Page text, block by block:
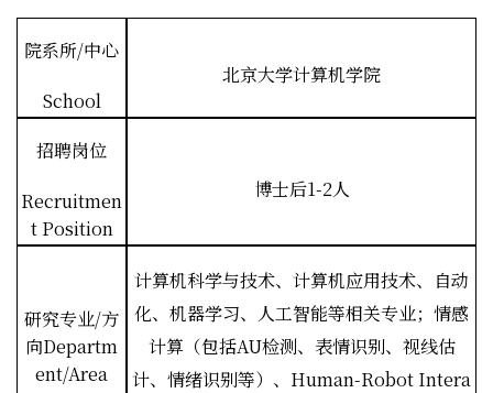
院系所/中心
School
北京大学计算机学院
招聘岗位
Recruitmen
t Position
博士后1-2人
研究专业/方
向Departm
ent/Area
计算机科学与技术、计算机应用技术、自动
化、机器学习、人工智能等相关专业；情感
计算（包括AU检测、表情识别、视线估
计、情绪识别等）、 Human-Robot Intera